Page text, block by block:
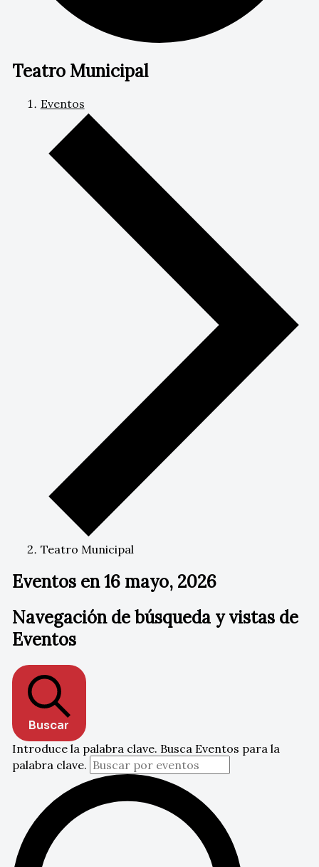
Teatro Municipal
Eventos
Teatro Municipal
Eventos en 16 mayo, 2026
Navegación de búsqueda y vistas de
Eventos
Buscar
Introduce la palabra clave. Busca Eventos para la
palabra clave.